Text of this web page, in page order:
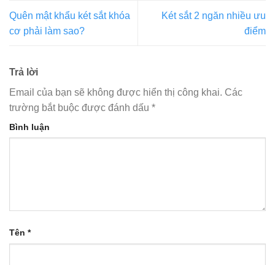
Quên mật khẩu két sắt khóa
cơ phải làm sao?
Két sắt 2 ngăn nhiều ưu
điểm
Trả lời
Email của bạn sẽ không được hiển thị công khai. Các
trường bắt buộc được đánh dấu *
Bình luận
Tên *